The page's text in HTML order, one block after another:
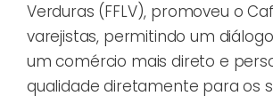
Verduras (FFLV), promoveu o
varejistas, permitindo um
um comércio mais direto e
qualidade diretamente para os